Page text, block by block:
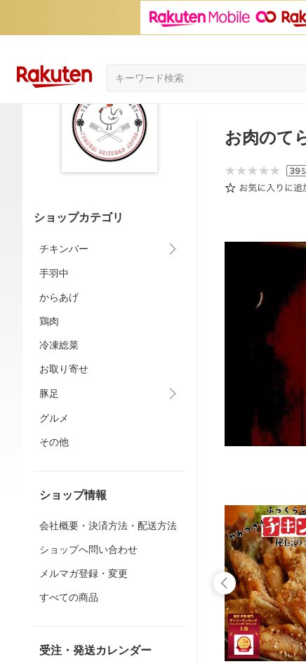
ショップカテゴリ
チキンバー
手羽中
からあげ
鶏肉
冷凍総菜
お取り寄せ
豚足
グルメ
その他
ショップ情報
会社概要・決済方法・配送方法
ショップへ問い合わせ
メルマガ登録・変更
すべての商品
受注・発送カレンダー
お肉のて